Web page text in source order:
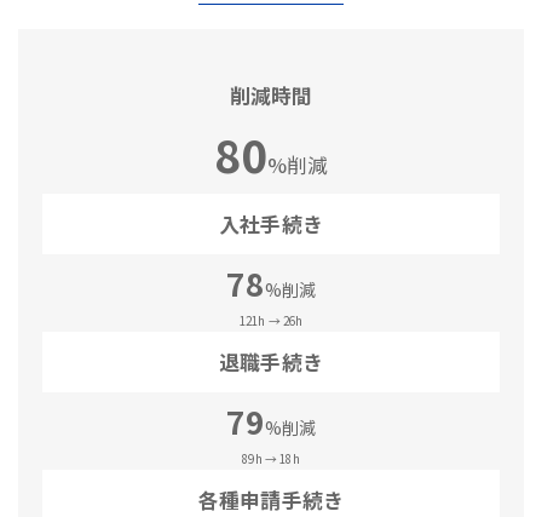
削減時間
80%削減
入社手続き
78%削減
121h → 26h
退職手続き
79%削減
89h → 18h
各種申請手続き